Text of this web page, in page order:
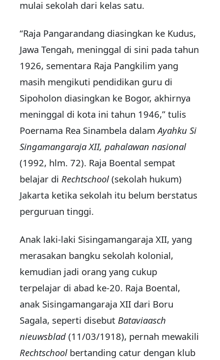
mulai sekolah dari kelas satu.
“Raja Pangarandang diasingkan ke Kudus,
Jawa Tengah, meninggal di sini pada tahun
1926, sementara Raja Pangkilim yang
masih mengikuti pendidikan guru di
Sipoholon diasingkan ke Bogor, akhirnya
meninggal di kota ini tahun 1946,” tulis
Poernama Rea Sinambela dalamAyahku Si
Singamangaraja XII, pahalawan nasional
(1992, hlm. 72). Raja Boental sempat
belajar di Rechtschool (sekolah hukum)
Jakarta ketika sekolah itu belum berstatus
perguruan tinggi.
Anak laki-laki Sisingamangaraja XII, yang
merasakan bangku sekolah kolonial,
kemudian jadi orang yang cukup
terpelajar di abad ke-20. Raja Boental,
anak Sisingamangaraja XII dari Boru
Sagala, seperti disebut Bataviaasch
nieuwsblad (11/03/1918), pernah mewakili
Rechtschool bertanding catur dengan klub